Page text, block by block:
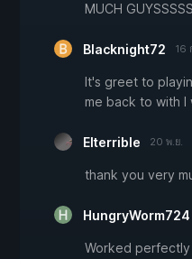
MUCH GUYSSSSS
Blacknight72 16
It's greet to
me back to with I
Elterrible 20 พ.ย.
thank you very
HungryWorm724
Worked